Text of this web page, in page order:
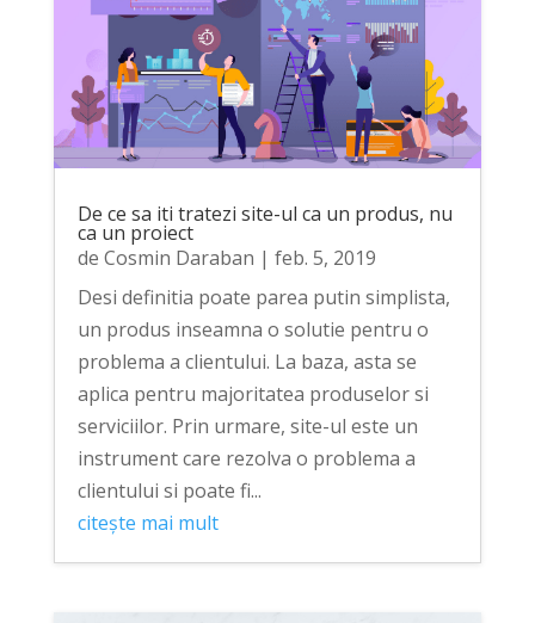
De ce sa iti tratezi site-ul ca un produs, nu
ca un proiect
de Cosmin Daraban | feb. 5, 2019
Desi definitia poate parea putin simplista,
un produs inseamna o solutie pentru o
problema a clientului. La baza, asta se
aplica pentru majoritatea produselor si
serviciilor. Prin urmare, site-ul este un
instrument care rezolva o problema a
clientului si poate fi...
citește mai mult